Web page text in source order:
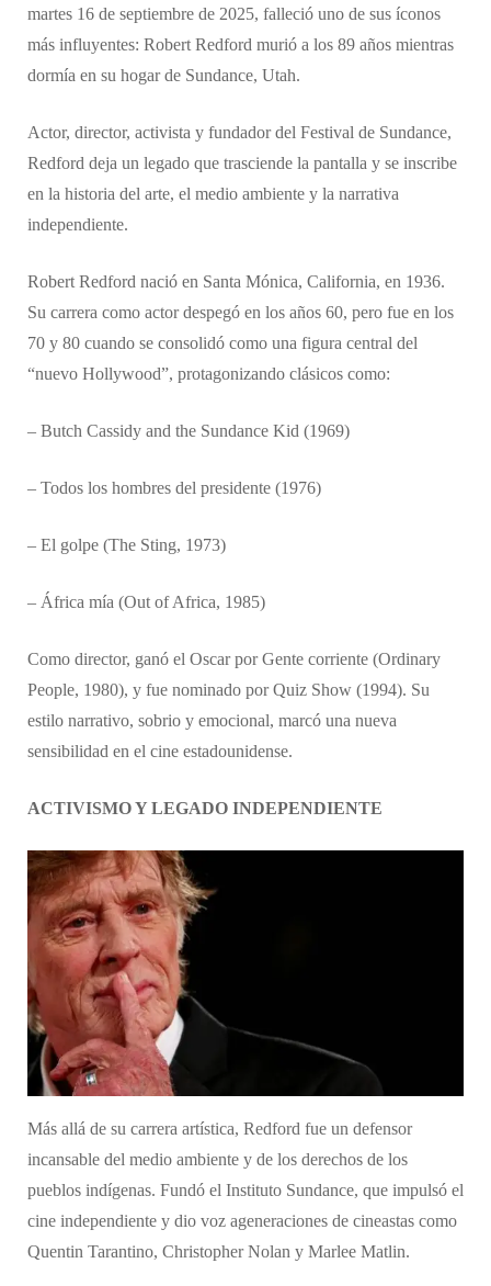
martes 16 de septiembre de 2025, falleció uno de sus íconos
más influyentes: Robert Redford murió a los 89 años mientras
dormía en su hogar de Sundance, Utah.
Actor, director, activista y fundador del Festival de Sundance,
Redford deja un legado que trasciende la pantalla y se inscribe
en la historia del arte, el medio ambiente y la narrativa
independiente.
Robert Redford nació en Santa Mónica, California, en 1936.
Su carrera como actor despegó en los años 60, pero fue en los
70 y 80 cuando se consolidó como una figura central del
“nuevo Hollywood”, protagonizando clásicos como:
– Butch Cassidy and the Sundance Kid (1969)
– Todos los hombres del presidente (1976)
– El golpe (The Sting, 1973)
– África mía (Out of Africa, 1985)
Como director, ganó el Oscar por Gente corriente (Ordinary
People, 1980), y fue nominado por Quiz Show (1994). Su
estilo narrativo, sobrio y emocional, marcó una nueva
sensibilidad en el cine estadounidense.
ACTIVISMO Y LEGADO INDEPENDIENTE
Más allá de su carrera artística, Redford fue un defensor
incansable del medio ambiente y de los derechos de los
pueblos indígenas. Fundó el Instituto Sundance, que impulsó el
cine independiente y dio voz ageneraciones de cineastas como
Quentin Tarantino, Christopher Nolan y Marlee Matlin.